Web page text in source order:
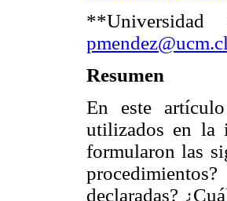
pmendez@ucm.cl
Resumen
En este
utilizados en la
formularon las
declaradas?